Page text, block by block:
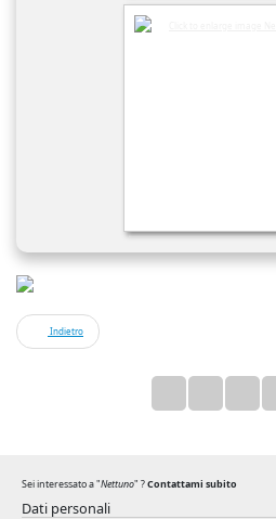
Indietro
Sei interessato a "Nettuno" ?Contattami subito
Dati personali